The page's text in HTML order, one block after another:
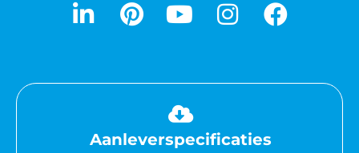
Aanleverspecificaties